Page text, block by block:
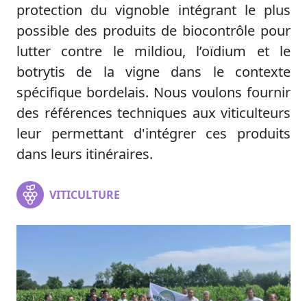
protection du vignoble intégrant le plus
possible des produits de biocontrôle pour
lutter contre le mildiou, l’oïdium et le
botrytis de la vigne dans le contexte
spécifique bordelais. Nous voulons fournir
des références techniques aux viticulteurs
leur permettant d'intégrer ces produits
dans leurs itinéraires.
VITICULTURE